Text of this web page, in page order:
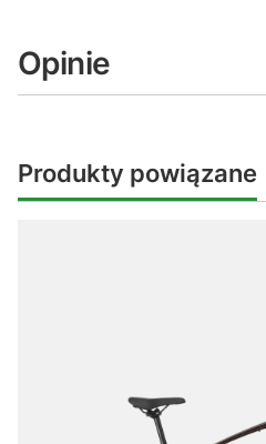
Opinie
Produkty powiązane